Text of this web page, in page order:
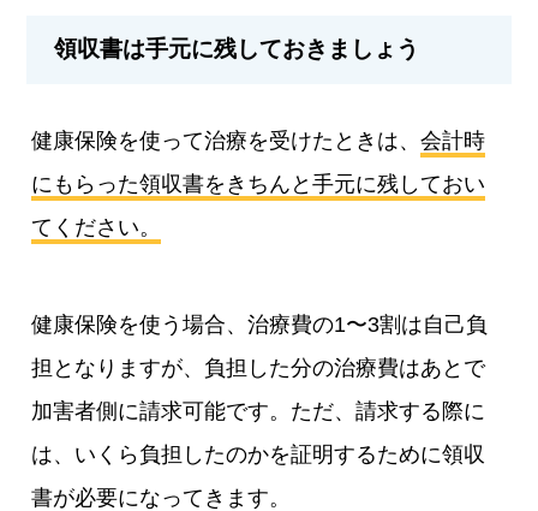
領収書は手元に残しておきましょう
健康保険を使って治療を受けたときは、会計時
にもらった領収書をきちんと手元に残しておい
てください。
健康保険を使う場合、治療費の1〜3割は自己負
担となりますが、負担した分の治療費はあとで
加害者側に請求可能です。ただ、請求する際に
は、いくら負担したのかを証明するために領収
書が必要になってきます。